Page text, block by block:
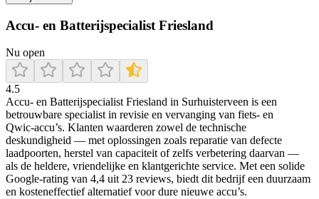
Accu- en Batterijspecialist Friesland
Nu open
4.5
Accu‑ en Batterijspecialist Friesland in Surhuisterveen is een
betrouwbare specialist in revisie en vervanging van fiets‑ en
Qwic‑accu’s. Klanten waarderen zowel de technische
deskundigheid — met oplossingen zoals reparatie van defecte
laadpoorten, herstel van capaciteit of zelfs verbetering daarvan —
als de heldere, vriendelijke en klantgerichte service. Met een solide
Google‑rating van 4,4 uit 23 reviews, biedt dit bedrijf een duurzaam
en kosteneffectief alternatief voor dure nieuwe accu’s.